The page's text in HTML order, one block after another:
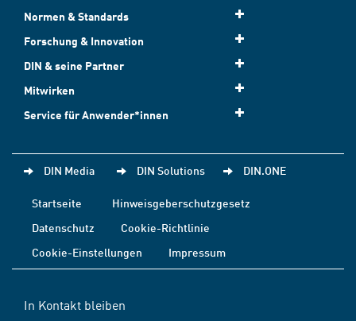
Normen & Standards
Forschung & Innovation
DIN & seine Partner
Mitwirken
Service für Anwender*innen
DIN Media DIN Solutions DIN.ONE
Startseite
Hinweisgeberschutzgesetz
Datenschutz
Cookie-Richtlinie
Cookie-Einstellungen
Impressum
In Kontakt bleiben